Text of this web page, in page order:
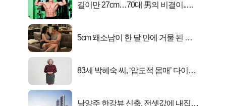
길이만 27cm…70대 男의 비결이..충
5cm 왜소남이 한 달 만에 거물 된 사
83세 박혜숙 씨, ‘압도적 몸매’ 다이어
남양주 한강뷰 신축, 전셋값에 내집마